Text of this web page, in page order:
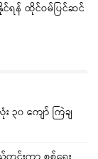
င်ရန် ထိုင်ဝမ်ပြင်ဆင်
၀ ကျော် ကြဲချ